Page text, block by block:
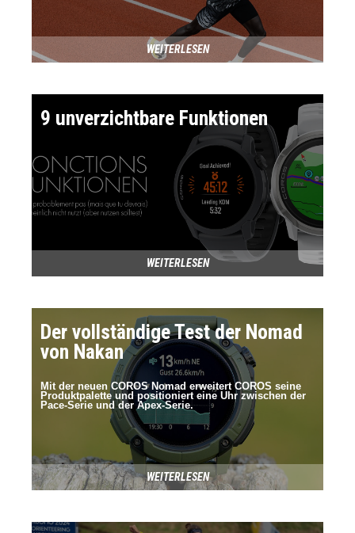
WEITERLESEN
9 unverzichtbare Funktionen
WEITERLESEN
Der vollständige Test der Nomad
von Nakan
Mit der neuen COROS Nomad erweitert COROS seine
Produktpalette und positioniert eine Uhr zwischen der
Pace-Serie und der Apex-Serie.
WEITERLESEN